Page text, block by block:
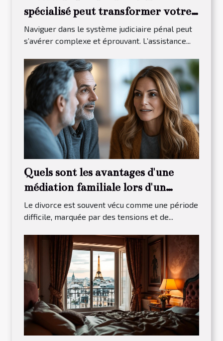
spécialisé peut transformer votre
procès pénal ?
Naviguer dans le système judiciaire pénal peut
s’avérer complexe et éprouvant. L’assistance...
Quels sont les avantages d'une
médiation familiale lors d'un
divorce ?
Le divorce est souvent vécu comme une période
difficile, marquée par des tensions et de...